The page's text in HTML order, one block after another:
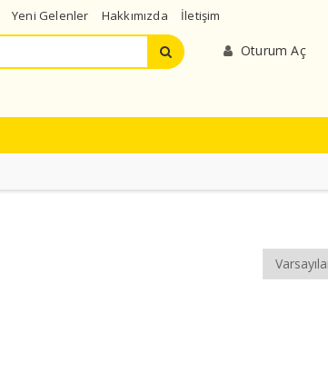
Yeni Gelenler Hakkımızda İletişim
Oturum Aç